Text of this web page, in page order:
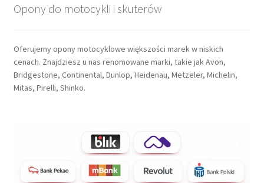
Opony do motocykli i skuterów
Oferujemy opony motocyklowe większości marek w niskich
cenach. Znajdziesz u nas renomowane marki, takie jak Avon,
Bridgestone, Continental, Dunlop, Heidenau, Metzeler, Michelin,
Mitas, Pirelli, Shinko.